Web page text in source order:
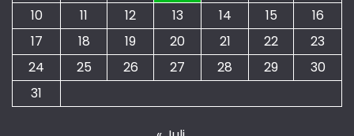
10
11 12 13 14 15
16
17
18 19 20 21 22
23
24
25 26 27 28 29
30
31